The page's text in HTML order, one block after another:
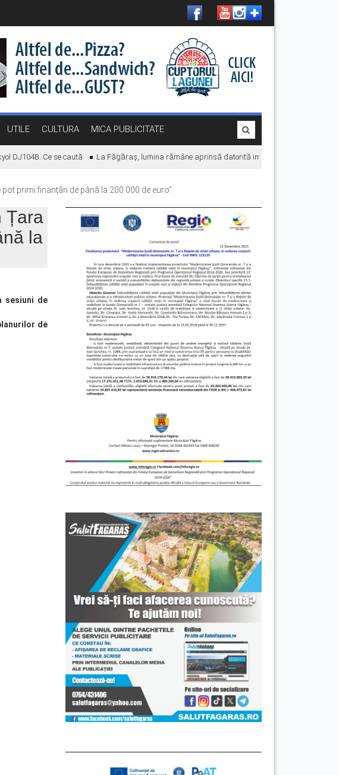
UTILE CULTURA MICA PUBLICITATE
Ce se caută La Făgăraș, lumina rămâne aprinsă datorită investițiilor în energie.
primi finanțări de până la 200.000 de euro’’
Țara
la
sesiuni de
de